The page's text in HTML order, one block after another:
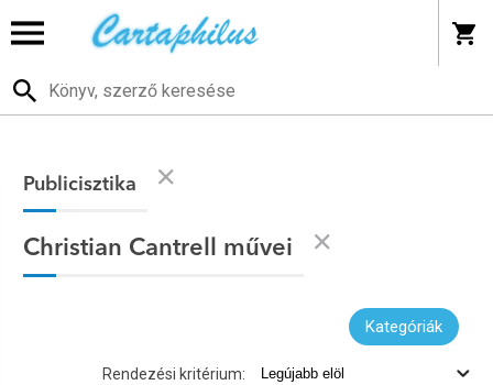
Publicisztika
Christian Cantrell művei
Kategóriák
Rendezési kritérium: